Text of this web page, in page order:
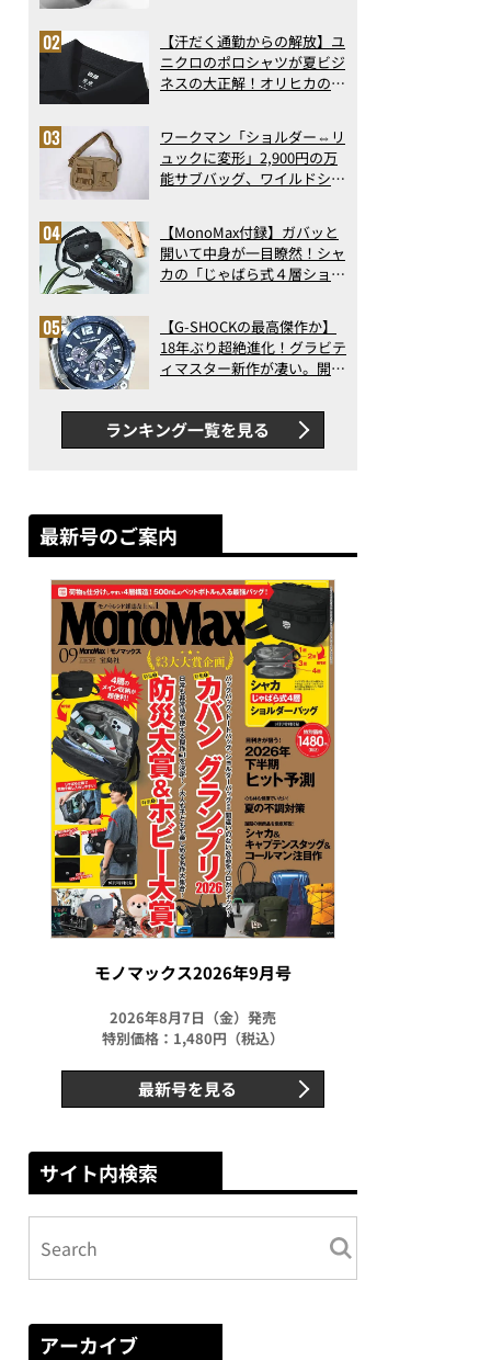
ト3】（2026年6月版）
【汗だく通勤からの解放】ユ
ニクロのポロシャツが夏ビジ
ネスの大正解！オリヒカの透
アの実力
ワークマン「ショルダー⇔リ
ュックに変形」2,900円の万
能サブバッグ、ワイルドシン
記事ランキングベスト3】
（2026年6月版）
【MonoMax付録】ガバッと
開いて中身が一目瞭然！シャ
カの「じゃばら式４層ショル
った！
【G-SHOCKの最高傑作か】
18年ぶり超絶進化！グラビテ
ィマスター新作が凄い。開発
新ムーブメントの衝撃
ランキング一覧を見る
最新号のご案内
モノマックス2026年9月号
2026年8月7日（金）発売
特別価格：1,480円（税込）
最新号を見る
サイト内検索
アーカイブ